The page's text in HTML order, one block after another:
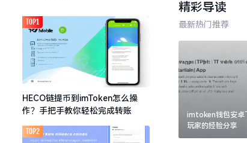
HECO链提币到imToken怎么操
作？手把手教你轻松完成转账
TOP1
TOP2
精彩导读
最新热门推荐
imtoken钱包安卓
玩家的经验分享